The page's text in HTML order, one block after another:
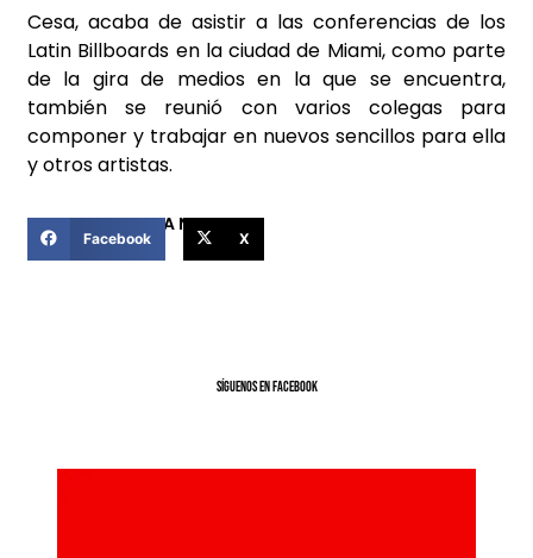
Cesa, acaba de asistir a las conferencias de los
Latin Billboards en la ciudad de Miami, como parte
de la gira de medios en la que se encuentra,
también se reunió con varios colegas para
componer y trabajar en nuevos sencillos para ella
y otros artistas.
COMPARTIR ESTA NOTICIA
Facebook X
SíGUENOS EN FACEBOOK